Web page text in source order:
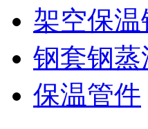
架空保温
钢套钢
保温管件